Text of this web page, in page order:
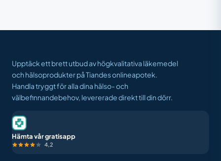
Upptäck ett brett utbud av högkvalitativa läkemedel
och hälsoprodukter på Tiandes onlineapotek.
Handla tryggt för alla dina hälso- och
välbefinnandebehov, levererade direkt till din dörr.
Hämta vår gratisapp
4,2